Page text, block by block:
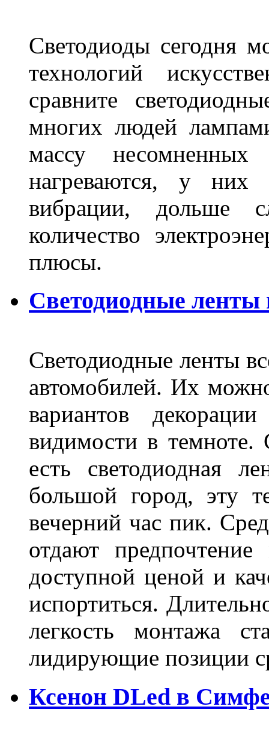
Светодиоды сегодня
технологий
сравните
многих людей
массу
нагреваются, у них
вибрации, дольше
количество
плюсы.
Светодиодные
Светодиодные ленты
автомобилей. Их
вариантов
видимости в темноте.
есть светодиодная
большой город, эту
вечерний час пик.
отдают
доступной ценой и
испортиться.
легкость монтажа
лидирующие
Ксенон DLed в